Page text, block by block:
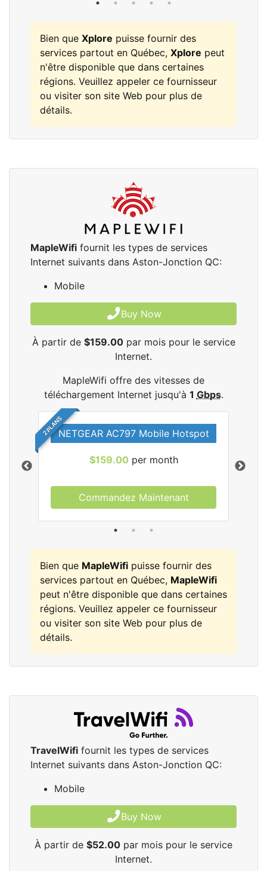
Bien que Xplore puisse fournir des
services partout en Québec, Xplore peut
n'être disponible que dans certaines
régions. Veuillez appeler ce fournisseur
ou visiter son site Web pour plus de
détails.
MapleWifi fournit les types de services
Internet suivants dans Aston-Jonction QC:
Mobile
Buy Now
À partir de $159.00par mois pour le service
Internet.
MapleWifi offre des vitesses de
téléchargement Internet jusqu'à 1 Gbps.
2 PLANSNETGEAR AC797 Mobile Hotspot
$159.00 per month
Commandez Maintenant
Bien que MapleWifi puisse fournir des
services partout en Québec, MapleWifi
peut n'être disponible que dans certaines
régions. Veuillez appeler ce fournisseur
ou visiter son site Web pour plus de
détails.
TravelWifi fournit les types de services
Internet suivants dans Aston-Jonction QC:
Mobile
Buy Now
À partir de $52.00 par mois pour le service
Internet.